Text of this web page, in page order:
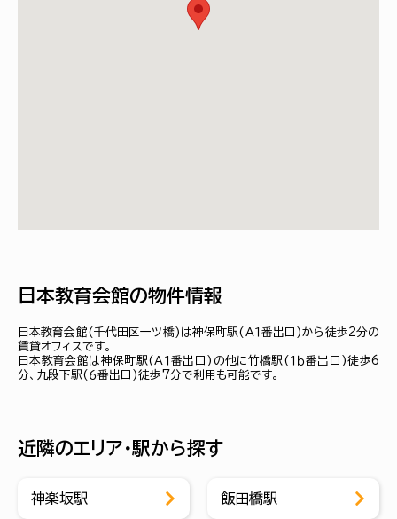
日本教育会館の物件情報
日本教育会館(千代田区一ツ橋)は神保町駅(Ａ１番出口)から徒歩2分の
賃貸オフィスです。
日本教育会館は神保町駅(Ａ１番出口)の他に竹橋駅(１ｂ番出口)徒歩6
分、九段下駅(６番出口)徒歩7分で利用も可能です。
近隣のエリア・駅から探す
神楽坂駅 飯田橋駅